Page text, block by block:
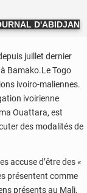
D'ABIDJAN
juillet dernier
Bamako.Le Togo
ivoiro-maliennes.
ivoirienne
Ouattara, est
des modalités de
accuse d’être des «
présentent comme
présents au Mali,